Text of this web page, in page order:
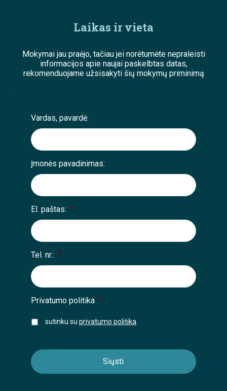
Laikas ir vieta
Mokymai jau praėjo, tačiau jei norėtumėte nepraleisti
informacijos apie naujai paskelbtas datas,
rekomenduojame užsisakyti šių mokymų priminimą
;
Vardas, pavardė:
Įmonės pavadinimas:
El. paštas: *
Tel. nr.: *
Privatumo politika *
sutinku su privatumo politika